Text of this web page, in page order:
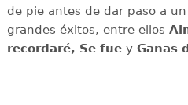
de pie antes de dar paso a
grandes éxitos, entre ellos
recordaré, Se fuey Ganas